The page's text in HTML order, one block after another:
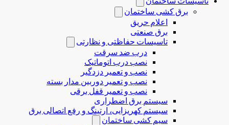
برق کشی ساختمان
اعلام حریق
برق صنعتی
تاسیسات حفاظتی و نظارتی
درب ضد سرقت
نصب درب‌ اتوماتیک
نصب و تعمیر دزدگیر
نصب و تعمیر دوربین مدار بسته
نصب و تعمیر قفل برقی
سیستم برق اضطراری
سیستم کهریزایی، ارتینگ و رفع اتصالی برق
سیم کشی ساختمان